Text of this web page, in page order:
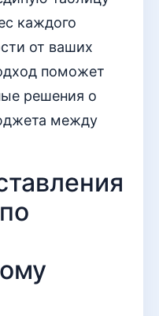
каждого
от ваших
поможет
решения о
между